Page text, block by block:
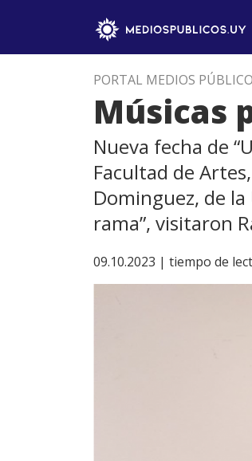
PORTAL MEDIOS
Músicas
Nueva fecha de
Facultad de
Dominguez, de
rama”, visitaron
09.10.2023 | tiempo de